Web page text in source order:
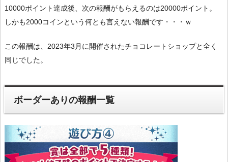
10000ポイント達成後、次の報酬がもらえるのは20000ポイント。
しかも2000コインという何とも言えない報酬です・・・ｗ
この報酬は、2023年3月に開催されたチョコレートショップと全く
同じでした。
ボーダーありの報酬一覧